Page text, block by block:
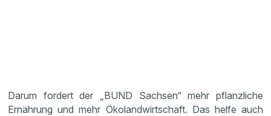
Darum fordert der „BUND Sachsen“ mehr pflanzliche
Ernährung und mehr Ökolandwirtschaft. Das helfe auch